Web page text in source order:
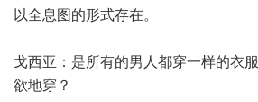
以全息图的形式存在。
戈西亚：是所有的男人都穿一样的衣
欲地穿？